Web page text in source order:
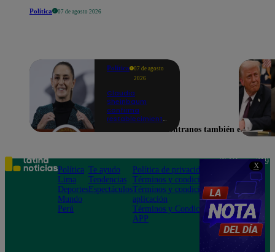
X
Política 07 de agosto 2026
Política
07 de agosto
2026
Claudia
Sheinbaum
confirma
restablecimiento
voluntad hacia
México" | VIDEO
Encuéntranos también en
Política
Lima
Deportes
Mundo
Perú
Te ayudo
Tendencias
Espectáculos
Política de privacidad
Términos y condiciones
Términos y condiciones
aplicación
Términos y Condiciones
APP
Teléfono: 219
Av. San
Felipe 968
Jesús María